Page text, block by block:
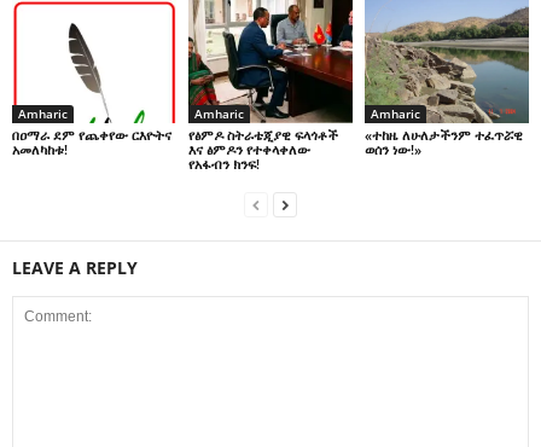
Amharic
በዐማራ ደም የጨቀየው ርእዮትና
አመለካከቱ!
Amharic
የፅምዶ ስትራቴጂያዊ ፍላጎቶች
እና ፅምዶን የተቀላቀለው
የአፋብን ክንፍ!
Amharic
«ተከዜ ለሁለታችንም ተፈጥሯዊ
ወሰን ነው!»
LEAVE A REPLY